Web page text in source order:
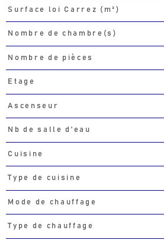
Surface loi Carrez (m²)
Nombre de chambre(s)
Nombre de pièces
Etage
Ascenseur
Nb de salle d'eau
Cuisine
Type de cuisine
Mode de chauffage
Type de chauffage